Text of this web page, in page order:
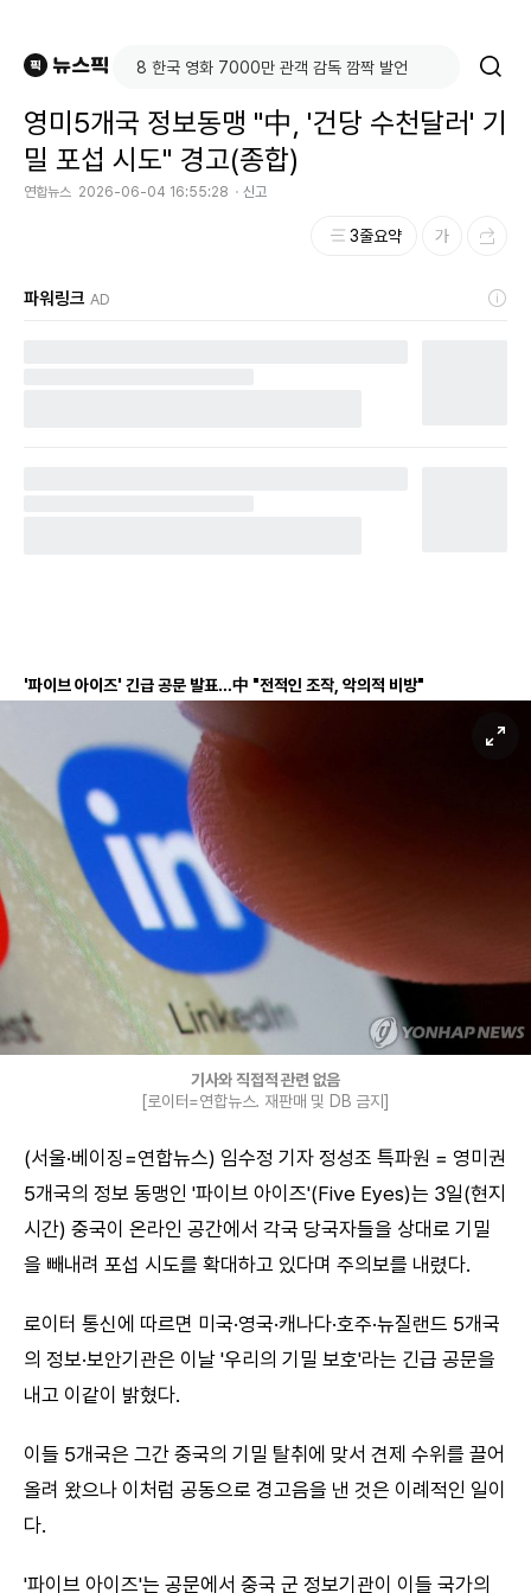
영미5개국 정보동맹 "中, '건당 수천달러' 기
밀 포섭 시도" 경고(종합)
연합뉴스 2026-06-04 16:55:28 신고
3줄요약
파워링크 AD
'파이브 아이즈' 긴급 공문 발표…中 "전적인 조작, 악의적 비방"
기사와 직접적 관련 없음
[로이터=연합뉴스. 재판매 및 DB 금지]
(서울·베이징=연합뉴스) 임수정 기자 정성조 특파원 = 영미권
5개국의 정보 동맹인 '파이브 아이즈'(Five Eyes)는 3일(현지
시간) 중국이 온라인 공간에서 각국 당국자들을 상대로 기밀
을 빼내려 포섭 시도를 확대하고 있다며 주의보를 내렸다.
로이터 통신에 따르면 미국·영국·캐나다·호주·뉴질랜드 5개국
의 정보·보안기관은 이날 '우리의 기밀 보호'라는 긴급 공문을
내고 이같이 밝혔다.
이들 5개국은 그간 중국의 기밀 탈취에 맞서 견제 수위를 끌어
올려 왔으나 이처럼 공동으로 경고음을 낸 것은 이례적인 일이
다.
'파이브 아이즈'는 공문에서 중국 군 정보기관이 이들 국가의